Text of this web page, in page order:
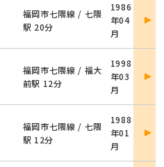
福岡市七隈線 / 七隈
駅 20分
1986
年04
月
詳
福岡市七隈線 / 福大
前駅 12分
1998
年03
月
詳
福岡市七隈線 / 七隈
駅 12分
1988
年01
月
詳